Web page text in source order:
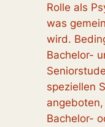
Rolle als
was
wird.
Bachelor-
speziellen
Bachelor-